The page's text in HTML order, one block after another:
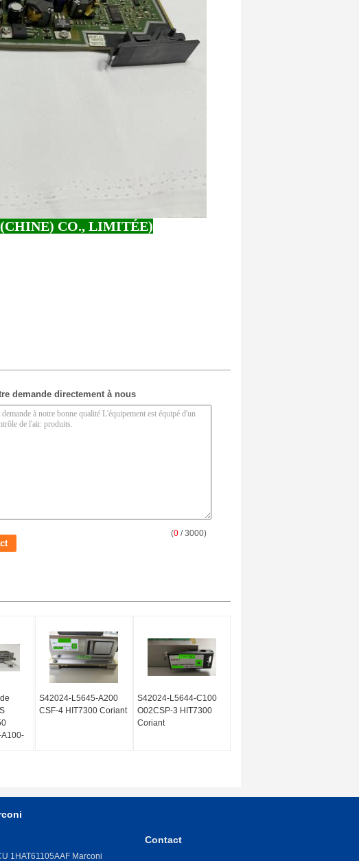
CO., LIMITÉE)
demande directement à nous
(0 / 3000)
S42024-L5645-A200
CSF-4 HIT7300 Coriant
S42024-L5644-C100
O02CSP-3 HIT7300
Coriant
1HAT61105AAF Marconi
Contact